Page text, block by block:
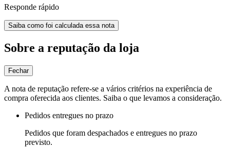
Responde rápido
Saiba como foi calculada essa nota
Sobre a reputação da loja
Fechar
A nota de reputação refere-se a vários critérios na experiência de
compra oferecida aos clientes. Saiba o que levamos a consideração.
Pedidos entregues no prazo
Pedidos que foram despachados e entregues no prazo
previsto.